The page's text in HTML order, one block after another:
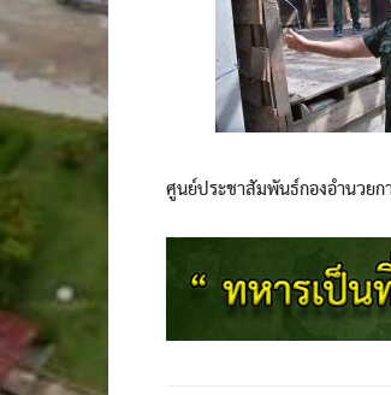
ศูนย์ประชาสัมพันธ์กองอำนวย